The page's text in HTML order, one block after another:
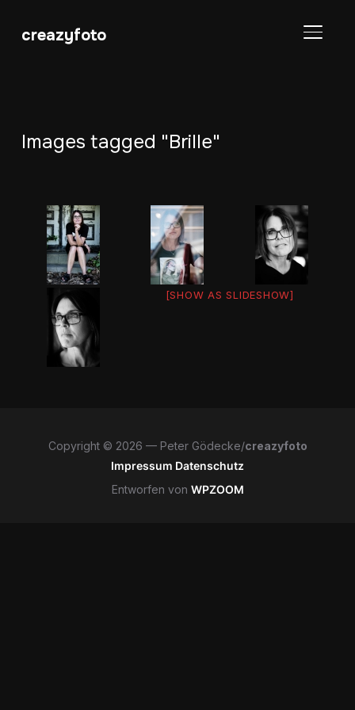
creazyfoto
Images tagged "Brille"
[SHOW AS SLIDESHOW]
Copyright © 2026 — Peter Gödecke/creazyfoto
Impressum Datenschutz
Entworfen von WPZOOM